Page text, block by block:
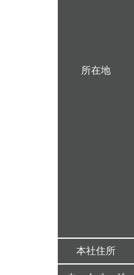
所在地
本社住所